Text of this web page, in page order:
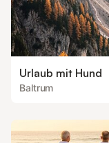
Urlaub mit Hund
Baltrum